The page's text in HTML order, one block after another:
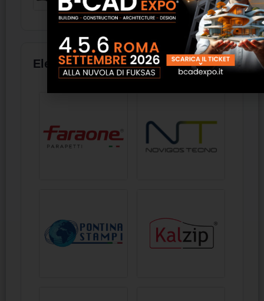
per crimpaggio frontale rivestiti in
materiale bicomponente brunita 190
Elenco aziende